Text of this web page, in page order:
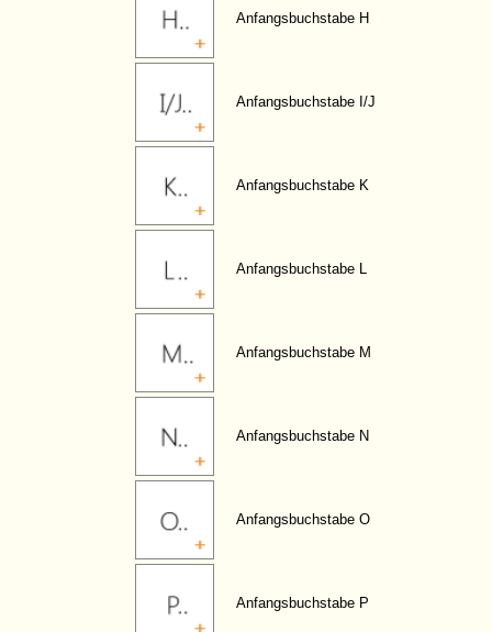
Anfangsbuchstabe H
Anfangsbuchstabe I/J
Anfangsbuchstabe K
Anfangsbuchstabe L
Anfangsbuchstabe M
Anfangsbuchstabe N
Anfangsbuchstabe O
Anfangsbuchstabe P